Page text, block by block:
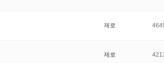
제로
제로